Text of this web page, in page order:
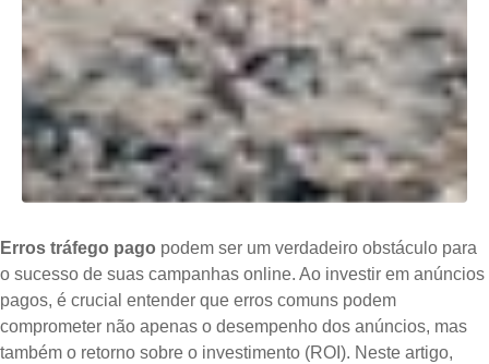
Erros tráfego pago podem ser um verdadeiro obstáculo para
o sucesso de suas campanhas online. Ao investir em anúncios
pagos, é crucial entender que erros comuns podem
comprometer não apenas o desempenho dos anúncios, mas
também o retorno sobre o investimento (ROI). Neste artigo,